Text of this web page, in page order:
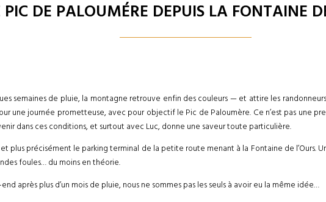
PIC DE PALOUMÉRE DEPUIS LA FONTAINE
semaines de pluie, la montagne retrouve enfin des couleurs — et attire les
une journée prometteuse, avec pour objectif le Pic de Paloumère. Ce n’est pas une
dans ces conditions, et surtout avec Luc, donne une saveur toute particulière.
plus précisément le parking terminal de la petite route menant à la Fontaine de l’Ours.
foules… du moins en théorie.
après plus d’un mois de pluie, nous ne sommes pas les seuls à avoir eu la même idée…